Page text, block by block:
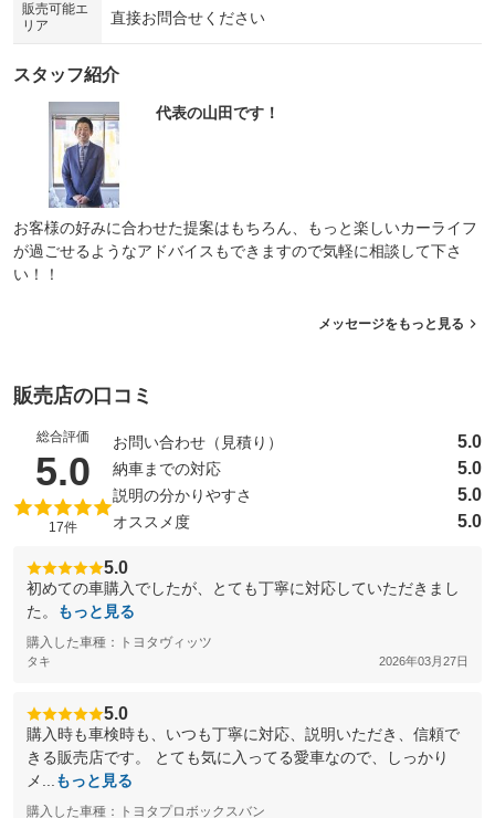
販売可能エ
リア
直接お問合せください
スタッフ紹介
代表の山田です！
お客様の好みに合わせた提案はもちろん、もっと楽しいカーライフ
が過ごせるようなアドバイスもできますので気軽に相談して下さ
い！！
メッセージをもっと見る
販売店の口コミ
総合評価
5.0 （5点満点中）
17件
お問い合わせ（見積り） 5.0
納車までの対応 5.0
説明の分かりやすさ 5.0
オススメ度 5.0
5.0
初めての車購入でしたが、とても丁寧に対応していただきまし
た。
もっと見る
購入した車種：トヨタヴィッツ
タキ 2026年03月27日
5.0
購入時も車検時も、いつも丁寧に対応、説明いただき、信頼で
きる販売店です。 とても気に入ってる愛車なので、しっかり
メ...
もっと見る
購入した車種：トヨタプロボックスバン